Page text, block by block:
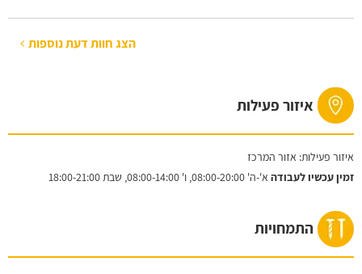
הצג חוות דעת נוספות
איזור פעילות
איזור פעילות: אזור המרכז
זמין עכשיו לעבודה א'-ה'08:00-20:00, ו'08:00-14:00, שבת18:00-21:00
התמחויות